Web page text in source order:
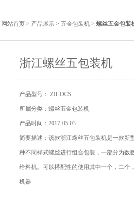
网站首页 > 产品展示 > 五金包装机 > 螺丝五金包装
浙江螺丝五包装机
产品型号： ZH-DCS
所属分类：螺丝五金包装机
产品时间：2017-05-03
简要描述：该款浙江螺丝五包装机是一款新
种不同样式螺丝进行组合包装，一部分为数
给料机。可以搭配性的使用其中一个，二个
机器